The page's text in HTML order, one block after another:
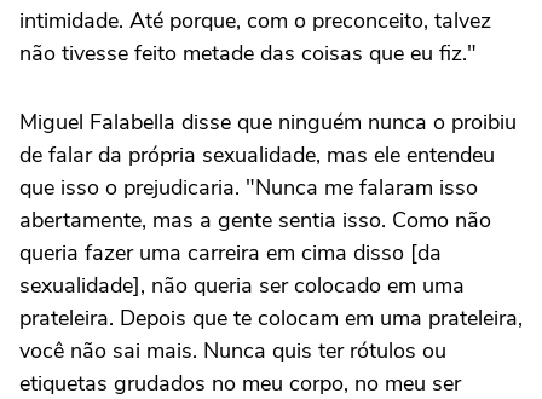
intimidade. Até porque, com o preconceito, talvez
não tivesse feito metade das coisas que eu fiz."
Miguel Falabella disse que ninguém nunca o proibiu
de falar da própria sexualidade, mas ele entendeu
que isso o prejudicaria. "Nunca me falaram isso
abertamente, mas a gente sentia isso. Como não
queria fazer uma carreira em cima disso [da
sexualidade], não queria ser colocado em uma
prateleira. Depois que te colocam em uma prateleira,
você não sai mais. Nunca quis ter rótulos ou
etiquetas grudados no meu corpo, no meu ser